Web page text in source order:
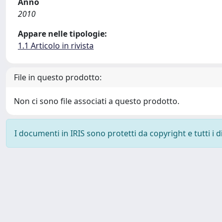
2010
Appare nelle tipologie:
1.1 Articolo in rivista
File in questo prodotto:
Non ci sono file associati a questo prodotto.
I documenti in IRIS sono protetti da copyright e tutti i